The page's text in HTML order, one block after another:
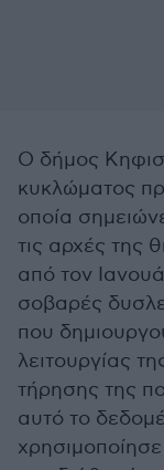
Ο δήμος
κυκλώματος
οποία
τις αρχές της
από τον
σοβαρές
που
λειτουργίας
τήρησης της
αυτό το
χρησιμοποίησε